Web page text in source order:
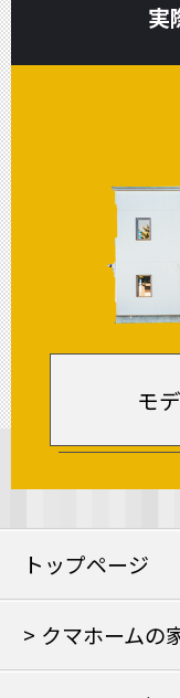
実
モ
トップページ
クマホームの